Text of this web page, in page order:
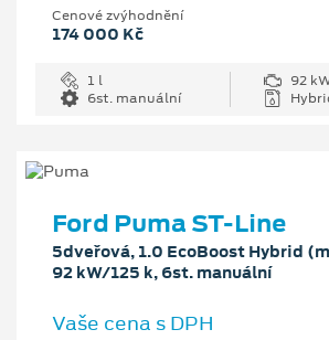
Cenové zvýhodnění
174 000 Kč
1 l
92
6st. manuální
Ford Puma ST-Line
5dveřová, 1.0 EcoBoost Hybrid
92 kW/125 k, 6st. manuální
Vaše cena s DPH